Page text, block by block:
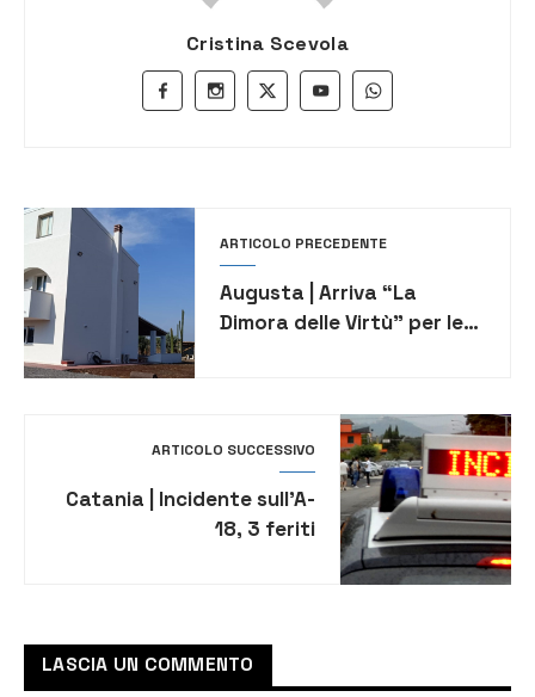
Cristina Scevola
ARTICOLO PRECEDENTE
Augusta | Arriva “La
Dimora delle Virtù” per le
ARTICOLO SUCCESSIVO
Catania | Incidente sull’A-
18, 3 feriti
LASCIA UN COMMENTO